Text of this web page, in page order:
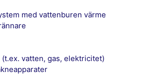
med vattenburen värme
vatten, gas, elektricitet)